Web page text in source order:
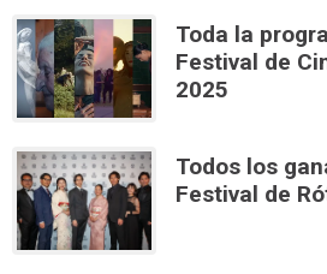
Toda la
Festival de
2025
Todos los
Festival de